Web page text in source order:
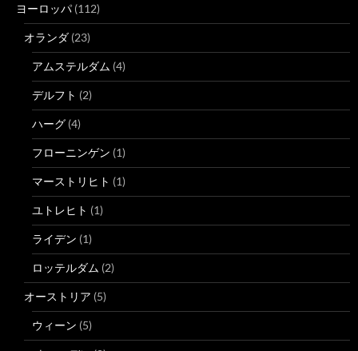
ヨーロッパ (112)
オランダ (23)
アムステルダム (4)
デルフト (2)
ハーグ (4)
フローニンゲン (1)
マーストリヒト (1)
ユトレヒト (1)
ライデン (1)
ロッテルダム (2)
オーストリア (5)
ウィーン (5)